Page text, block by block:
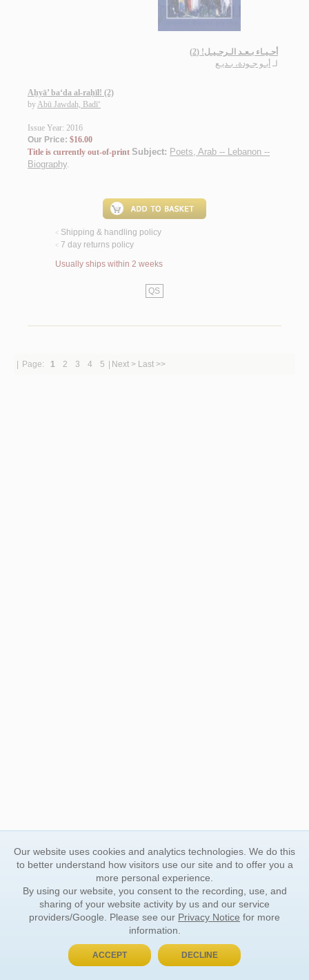
أحـيـاء بـعـد الـرحـيـل! (2)
لـ أبـو جـودة، بـديـع
Aḥyā’ ba‘da al-raḥīl! (2)
byAbū Jawdah, Badī‘
Issue Year: 2016
Our Price: $16.00
Title is currently out-of-print Subject: Poets, Arab -- Lebanon --
Biography.
< Shipping & handling policy
< 7 day returns policy
Usually ships within 2 weeks
QS
Page: 1 2 3 4 5 Next > Last >>
Our website uses cookies and analytics technologies. We do this
to better understand how visitors use our site and to offer you a
more personal experience.
By using our website, you consent to the recording, use, and
sharing of your website activity by us and our service
providers/Google. Please see our Privacy Notice for more
information.
ACCEPT DECLINE